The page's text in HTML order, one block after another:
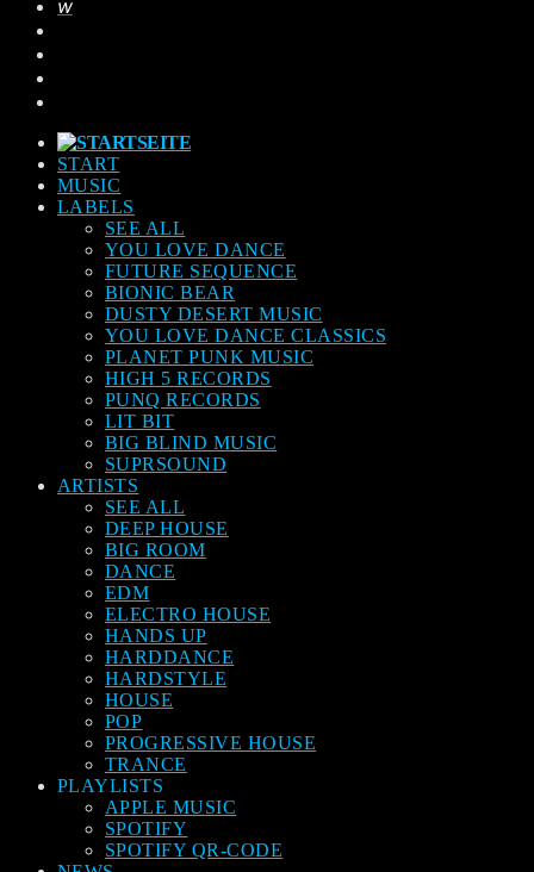
START
MUSIC
LABELS
SEE ALL
YOU LOVE DANCE
FUTURE SEQUENCE
BIONIC BEAR
DUSTY DESERT MUSIC
YOU LOVE DANCE CLASSICS
PLANET PUNK MUSIC
HIGH 5 RECORDS
PUNQ RECORDS
LIT BIT
BIG BLIND MUSIC
SUPRSOUND
ARTISTS
SEE ALL
DEEP HOUSE
BIG ROOM
DANCE
EDM
ELECTRO HOUSE
HANDS UP
HARDDANCE
HARDSTYLE
HOUSE
POP
PROGRESSIVE HOUSE
TRANCE
PLAYLISTS
APPLE MUSIC
SPOTIFY
SPOTIFY QR-CODE